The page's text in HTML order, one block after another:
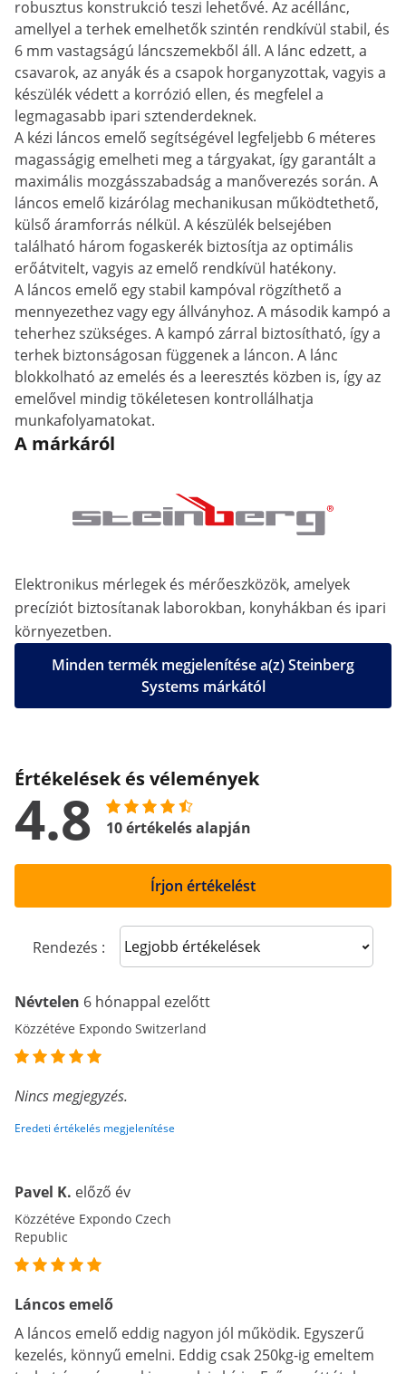
robusztus konstrukció teszi lehetővé. Az acéllánc,
amellyel a terhek emelhetők szintén rendkívül stabil, és
6 mm vastagságú láncszemekből áll. A lánc edzett, a
csavarok, az anyák és a csapok horganyzottak, vagyis a
készülék védett a korrózió ellen, és megfelel a
legmagasabb ipari sztenderdeknek.
A kézi láncos emelő segítségével legfeljebb 6 méteres
magasságig emelheti meg a tárgyakat, így garantált a
maximális mozgásszabadság a manőverezés során. A
láncos emelő kizárólag mechanikusan működtethető,
külső áramforrás nélkül. A készülék belsejében
található három fogaskerék biztosítja az optimális
erőátvitelt, vagyis az emelő rendkívül hatékony.
A láncos emelő egy stabil kampóval rögzíthető a
mennyezethez vagy egy állványhoz. A második kampó a
teherhez szükséges. A kampó zárral biztosítható, így a
terhek biztonságosan függenek a láncon. A lánc
blokkolható az emelés és a leeresztés közben is, így az
emelővel mindig tökéletesen kontrollálhatja
munkafolyamatokat.
A márkáról
Elektronikus mérlegek és mérőeszközök, amelyek
precíziót biztosítanak laborokban, konyhákban és ipari
környezetben.
Minden termék megjelenítése a(z) Steinberg
Systems márkától
Értékelések és vélemények
4.8 10 értékelés alapján
Írjon értékelést
Rendezés : Sort reviews
Névtelen 6 hónappal ezelőtt
Közzétéve Expondo Switzerland
Nincs megjegyzés.
Eredeti értékelés megjelenítése
Pavel K. előző év
Közzétéve Expondo Czech
Republic
Láncos emelő
A láncos emelő eddig nagyon jól működik. Egyszerű
kezelés, könnyű emelni. Eddig csak 250kg-ig emeltem